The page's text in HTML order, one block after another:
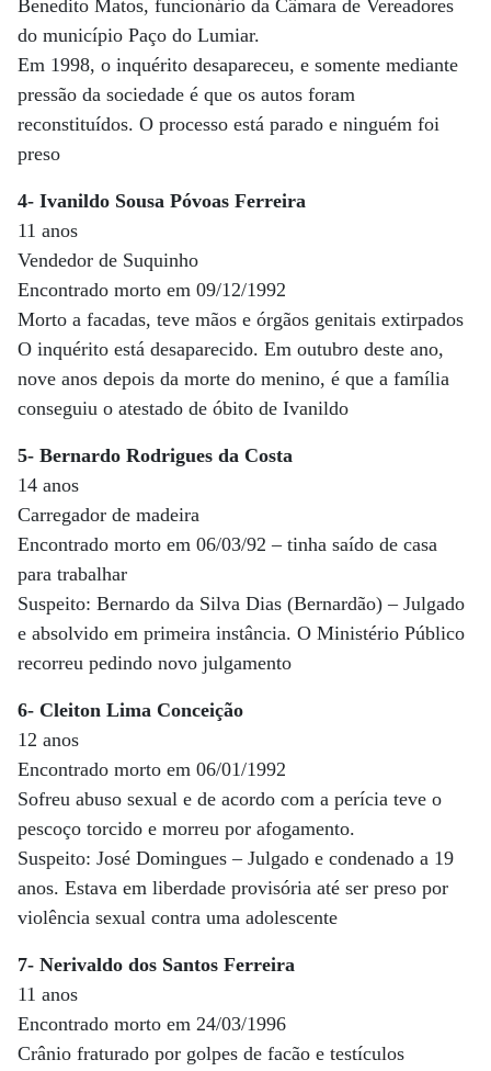
Benedito Matos, funcionário da Câmara de Vereadores
do município Paço do Lumiar.
Em 1998, o inquérito desapareceu, e somente mediante
pressão da sociedade é que os autos foram
reconstituídos. O processo está parado e ninguém foi
preso
4- Ivanildo Sousa Póvoas Ferreira
11 anos
Vendedor de Suquinho
Encontrado morto em 09/12/1992
Morto a facadas, teve mãos e órgãos genitais extirpados
O inquérito está desaparecido. Em outubro deste ano,
nove anos depois da morte do menino, é que a família
conseguiu o atestado de óbito de Ivanildo
5- Bernardo Rodrigues da Costa
14 anos
Carregador de madeira
Encontrado morto em 06/03/92 – tinha saído de casa
para trabalhar
Suspeito: Bernardo da Silva Dias (Bernardão) – Julgado
e absolvido em primeira instância. O Ministério Público
recorreu pedindo novo julgamento
6- Cleiton Lima Conceição
12 anos
Encontrado morto em 06/01/1992
Sofreu abuso sexual e de acordo com a perícia teve o
pescoço torcido e morreu por afogamento.
Suspeito: José Domingues – Julgado e condenado a 19
anos. Estava em liberdade provisória até ser preso por
violência sexual contra uma adolescente
7- Nerivaldo dos Santos Ferreira
11 anos
Encontrado morto em 24/03/1996
Crânio fraturado por golpes de facão e testículos